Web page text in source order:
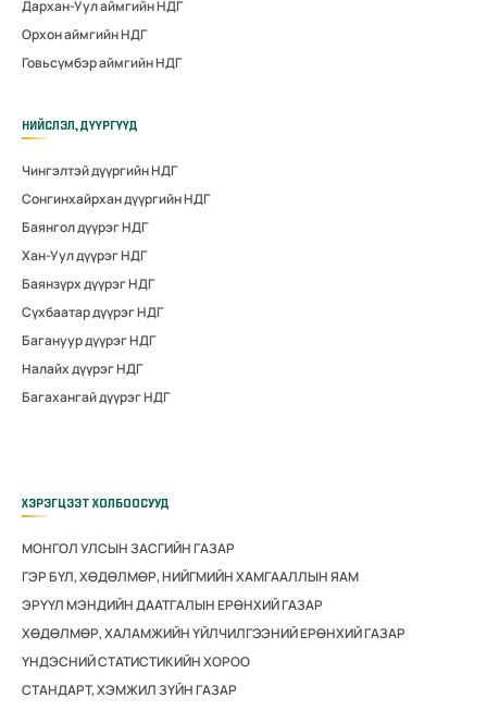
Дархан-Уул аймгийн НДГ
Орхон аймгийн НДГ
Говьсүмбэр аймгийн НДГ
НИЙСЛЭЛ, ДҮҮРГҮҮД
Чингэлтэй дүүргийн НДГ
Сонгинхайрхан дүүргийн НДГ
Баянгол дүүрэг НДГ
Хан-Уул дүүрэг НДГ
Баянзүрх дүүрэг НДГ
Сүхбаатар дүүрэг НДГ
Багануур дүүрэг НДГ
Налайх дүүрэг НДГ
Багахангай дүүрэг НДГ
ХЭРЭГЦЭЭТ ХОЛБООСУУД
МОНГОЛ УЛСЫН ЗАСГИЙН ГАЗАР
ГЭР БҮЛ, ХӨДӨЛМӨР, НИЙГМИЙН ХАМГААЛЛЫН ЯАМ
ЭРҮҮЛ МЭНДИЙН ДААТГАЛЫН ЕРӨНХИЙ ГАЗАР
ХӨДӨЛМӨР, ХАЛАМЖИЙН ҮЙЛЧИЛГЭЭНИЙ ЕРӨНХИЙ ГАЗАР
ҮНДЭСНИЙ СТАТИСТИКИЙН ХОРОО
СТАНДАРТ, ХЭМЖИЛ ЗҮЙН ГАЗАР